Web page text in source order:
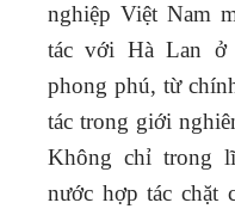
nghiệp Việt Nam
tác với Hà Lan ở
phong phú, từ
tác trong giới
Không chỉ trong
nước hợp tác chặt